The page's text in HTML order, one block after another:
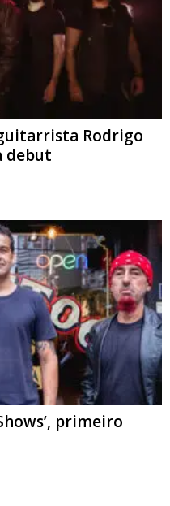
Rodrigo
debut
primeiro